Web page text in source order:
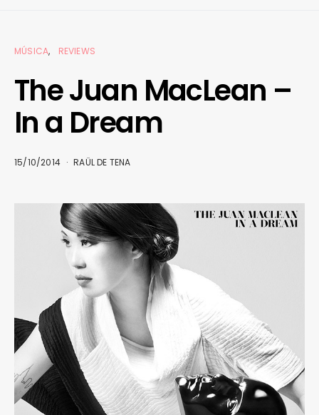
MÚSICA REVIEWS
The Juan MacLean –
In a Dream
15/10/2014 RAÜL DE TENA